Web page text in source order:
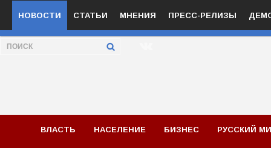
НОВОСТИ СТАТЬИ МНЕНИЯ ПРЕСС-РЕЛИЗЫ
ВЛАСТЬ НАСЕЛЕНИЕ БИЗНЕС РУССКИЙ